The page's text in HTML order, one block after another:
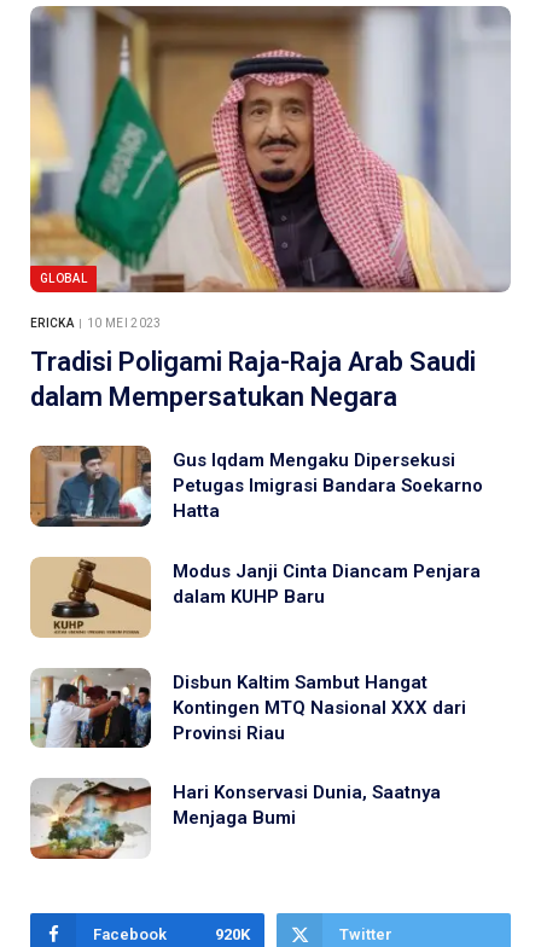
GLOBAL
ERICKA 10 MEI 2023
Tradisi Poligami Raja-Raja Arab Saudi
dalam Mempersatukan Negara
Gus Iqdam Mengaku Dipersekusi
Petugas Imigrasi Bandara Soekarno
Hatta
Modus Janji Cinta Diancam Penjara
dalam KUHP Baru
Disbun Kaltim Sambut Hangat
Kontingen MTQ Nasional XXX dari
Provinsi Riau
Hari Konservasi Dunia, Saatnya
Menjaga Bumi
Facebook 920K Twitter